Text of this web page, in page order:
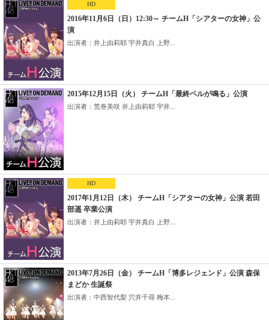
HD
2016年11月6日（日）12:30～ チームH「シアターの女神」公
演
出演者：井上由莉耶 宇井真白 上野...
2015年12月15日（火） チームH「最終ベルが鳴る」公演
出演者：荒巻美咲 井上由莉耶 宇井...
HD
2017年1月12日（木） チームH「シアターの女神」公演 若田
部遥 卒業公演
出演者：井上由莉耶 宇井真白 上野...
2013年7月26日（金） チームH「博多レジェンド」公演 森保
まどか 生誕祭
出演者：中西智代梨 穴井千尋 梅本...